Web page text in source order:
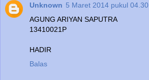
Unknown 5 Maret 2014 pukul 04.30
AGUNG ARIYAN SAPUTRA
13410021P
HADIR
Balas